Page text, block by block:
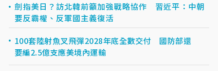
劍指美日？訪北韓前籲加強戰略協作 習近平：中朝
要反霸權、反軍國主義復活
100套陸射魚叉飛彈2028年底全數交付 國防部還
要編2.5億支應美境內運輸